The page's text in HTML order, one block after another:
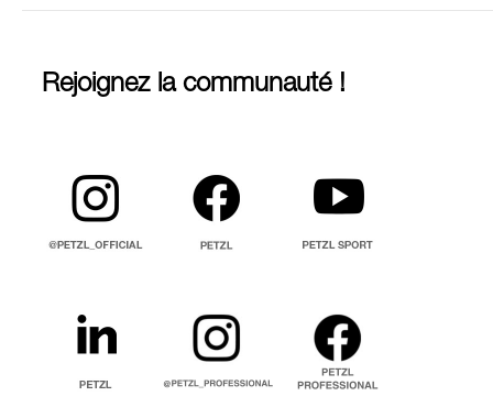
Rejoignez la communauté !